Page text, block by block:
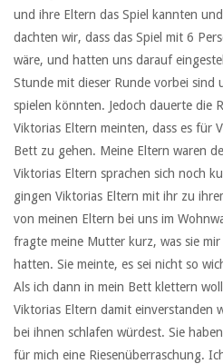
und ihre Eltern das Spiel kannten
dachten wir, dass das Spiel mit 6
wäre, und hatten uns darauf
Stunde mit dieser Runde vorbei sind
spielen könnten. Jedoch dauerte die
Viktorias Eltern meinten, dass es für
Bett zu gehen. Meine Eltern waren
Viktorias Eltern sprachen sich noch
gingen Viktorias Eltern mit ihr zu
von meinen Eltern bei uns im
fragte meine Mutter kurz, was sie
hatten. Sie meinte, es sei nicht so
Als ich dann in mein Bett klettern
Viktorias Eltern damit einverstanden
bei ihnen schlafen würdest. Sie
für mich eine Riesenüberraschung.